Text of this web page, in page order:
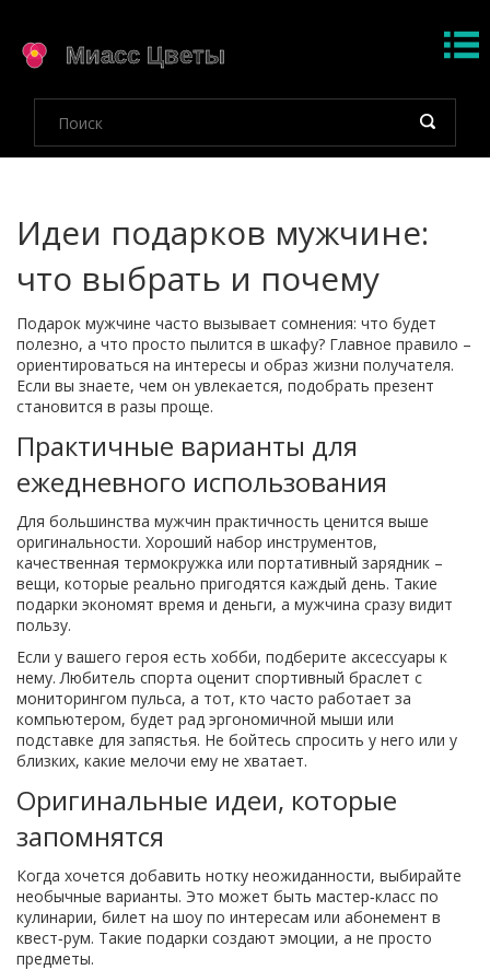
Идеи подарков мужчине:
что выбрать и почему
Подарок мужчине часто вызывает сомнения: что будет
полезно, а что просто пылится в шкафу? Главное правило –
ориентироваться на интересы и образ жизни получателя.
Если вы знаете, чем он увлекается, подобрать презент
становится в разы проще.
Практичные варианты для
ежедневного использования
Для большинства мужчин практичность ценится выше
оригинальности. Хороший набор инструментов,
качественная термокружка или портативный зарядник –
вещи, которые реально пригодятся каждый день. Такие
подарки экономят время и деньги, а мужчина сразу видит
пользу.
Если у вашего героя есть хобби, подберите аксессуары к
нему. Любитель спорта оценит спортивный браслет с
мониторингом пульса, а тот, кто часто работает за
компьютером, будет рад эргономичной мыши или
подставке для запястья. Не бойтесь спросить у него или у
близких, какие мелочи ему не хватает.
Оригинальные идеи, которые
запомнятся
Когда хочется добавить нотку неожиданности, выбирайте
необычные варианты. Это может быть мастер‑класс по
кулинарии, билет на шоу по интересам или абонемент в
квест‑рум. Такие подарки создают эмоции, а не просто
предметы.